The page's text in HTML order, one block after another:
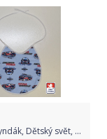
Dětský bryndák, Dětský svět, Racing Team